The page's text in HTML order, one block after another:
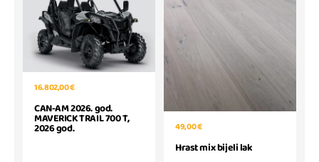
16.802,00 €
CAN-AM 2026. god.
MAVERICK TRAIL 700 T,
2026 god. 49,00 €
Hrast mix bijeli lak